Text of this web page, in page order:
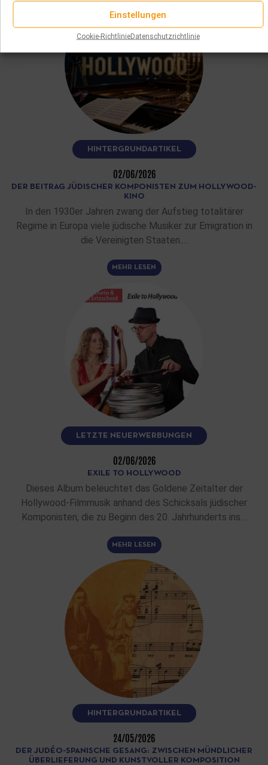
Einstellungen
Cookie-RichtlinieDatenschutzrichtlinie
HINTERGRUNDARTIKEL
02/06/2026
DER BEITRAG JÜDISCHER KOMPONISTEN ZUM HOLLYWOOD-
KINO
In den 1930er Jahren zwang der Aufstieg totalitärer
Regime in Europa viele jüdische Musiker zur Emigration in
die Vereinigten Staaten.…
MEHR LESEN
LETZTE NEUERWERBUNGEN
02/06/2026
EXILE TO HOLLYWOOD
Dieses Album beleuchtet das Goldene Zeitalter der
Hollywood-Filmmusik anhand des Schicksals jüdischer
Komponisten, die zu Beginn des 20. Jahrhunderts ins…
MEHR LESEN
HINTERGRUNDARTIKEL
24/05/2026
DER JUDÉO-SPANISCHE GESANG: ZWISCHEN MÜNDLICHER
ÜBERLIEFERUNG UND KUNSTVOLLER KOMPOSITION